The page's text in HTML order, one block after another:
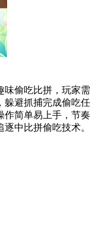
味偷吃比拼，玩家需
躲避抓捕完成偷吃任
作简单易上手，节奏
中比拼偷吃技术。